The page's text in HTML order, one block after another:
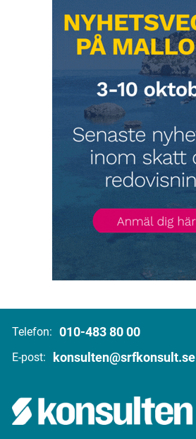
Telefon: 010-483 80 00
E-post: konsulten@srfkonsult.se